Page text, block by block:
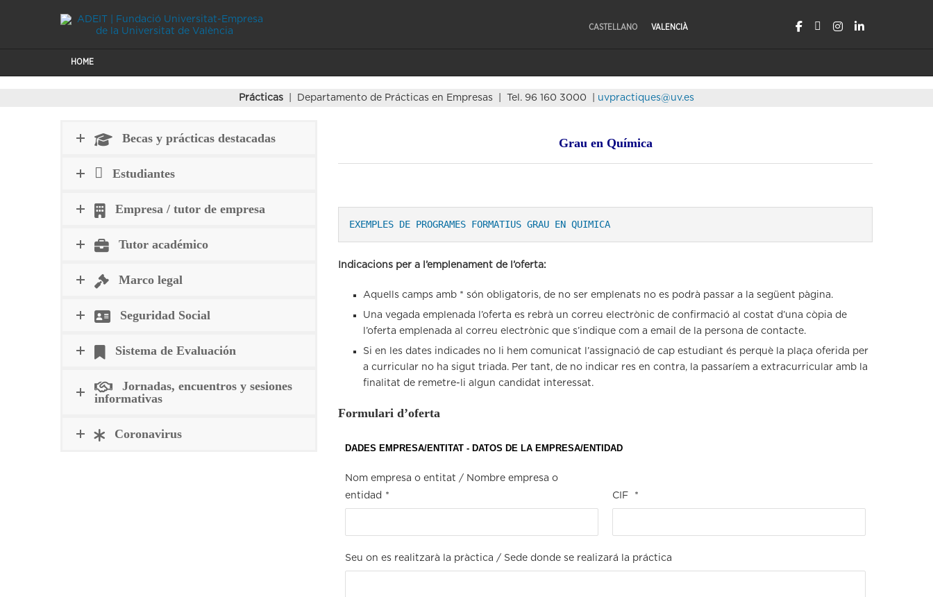
CASTELLANO VALENCIÀ
HOME
Prácticas | Departamento de Prácticas en Empresas | Tel. 96 160 3000 | uvpractiques@uv.es
Becas y prácticas destacadas
Estudiantes
Empresa / tutor de empresa
Tutor académico
Marco legal
Seguridad Social
Sistema de Evaluación
Jornadas, encuentros y sesiones
informativas
Coronavirus
Grau en Química
EXEMPLES DE PROGRAMES FORMATIUS GRAU EN QUIMICA
Indicacions per a l’emplenament de l’oferta:
Aquells camps amb * són obligatoris, de no ser emplenats no es podrà passar a la següent pàgina.
Una vegada emplenada l’oferta es rebrà un correu electrònic de confirmació al costat d’una còpia de
l’oferta emplenada al correu electrònic que s’indique com a email de la persona de contacte.
Si en les dates indicades no li hem comunicat l’assignació de cap estudiant és perquè la plaça oferida per
a curricular no ha sigut triada. Per tant, de no indicar res en contra, la passaríem a extracurricular amb la
finalitat de remetre-li algun candidat interessat.
Formulari d’oferta
DADES EMPRESA/ENTITAT - DATOS DE LA EMPRESA/ENTIDAD
Nom empresa o entitat / Nombre empresa o
entidad * CIF *
Seu on es realitzarà la pràctica / Sede donde se realizará la práctica